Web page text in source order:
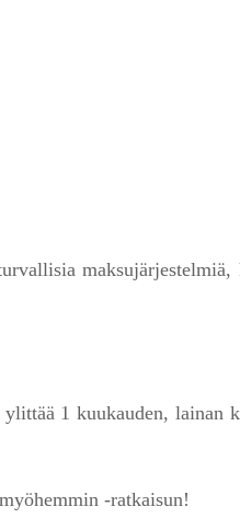
1 kuukauden, lainan
-ratkaisun!